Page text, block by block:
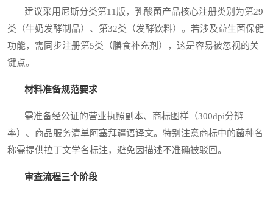
建议采用尼斯分类第11版，乳酸菌产品核心注册类别为第29
类（牛奶发酵制品）、第32类（发酵饮料）。若涉及益生菌保健
功能，需同步注册第5类（膳食补充剂），这是容易被忽视的关
键点。
材料准备规范要求
需准备经公证的营业执照副本、商标图样（300dpi分辨
率）、商品服务清单阿塞拜疆语译文。特别注意商标中的菌种名
称需提供拉丁文学名标注，避免因描述不准确被驳回。
审查流程三个阶段